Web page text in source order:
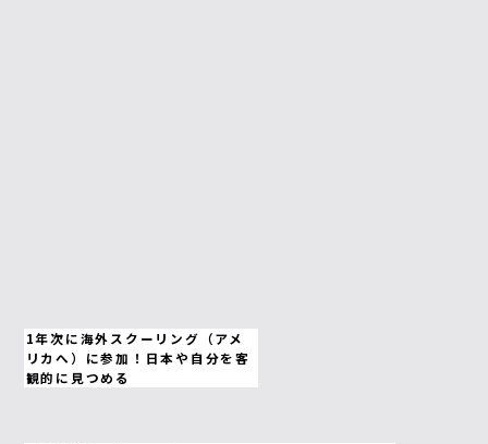
1年次に海外スクーリング（アメ
リカへ）に参加！日本や自分を客
観的に見つめる